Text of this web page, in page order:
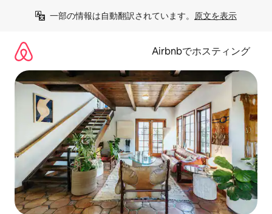
一部の情報は自動翻訳されています。 原文を表示
Airbnbでホスティング